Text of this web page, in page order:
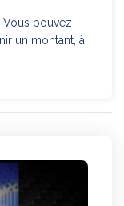
Vous pouvez
un montant, à